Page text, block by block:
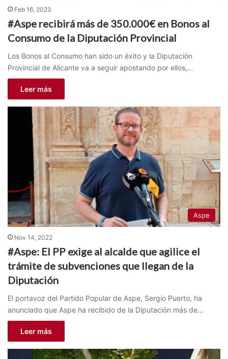
Feb 16, 2023
#Aspe recibirá más de 350.000€ en Bonos al
Consumo de la Diputación Provincial
Los Bonos al Consumo han sido un éxito y la Diputación
Provincial de Alicante va a seguir apostando por ellos,…
Leer más
Aspe
Nov 14, 2022
#Aspe: El PP exige al alcalde que agilice el
trámite de subvenciones que llegan de la
Diputación
El portavoz del Partido Popular de Aspe, Sergio Puerto, ha
anunciado que Aspe ha recibido de la Diputación más de…
Leer más